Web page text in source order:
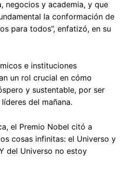
negocios y academia, y que
la conformación de
para todos”, enfatizó, en su
e instituciones
un rol crucial en cómo
y sustentable, por ser
del mañana.
el Premio Nobel citó a
cosas infinitas: el Universo y
del Universo no estoy